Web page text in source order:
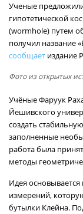
Ученые
гипотетической
(wormhole) путем
получил название
сообщает издание
Фото из открытых
Учёные Фаруук
Йешивского
создать
заполненные
работа была
методы
Идея
измерений,
бутылки Клейна.